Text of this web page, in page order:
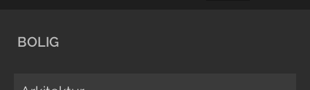
BOLIG